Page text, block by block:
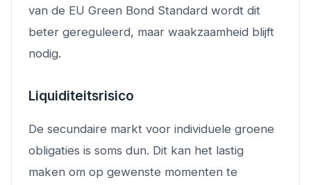
van de EU Green Bond Standard wordt dit
beter gereguleerd, maar waakzaamheid blijft
nodig.
Liquiditeitsrisico
De secundaire markt voor individuele groene
obligaties is soms dun. Dit kan het lastig
maken om op gewenste momenten te